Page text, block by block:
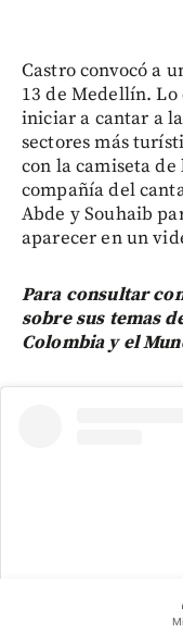
Castro convocó a
13 de Medellín. Lo
iniciar a cantar a
sectores más
con la camiseta
compañía del
Abde y Souhaib
aparecer en un
Para consultar
sobre sus temas
Colombia y el